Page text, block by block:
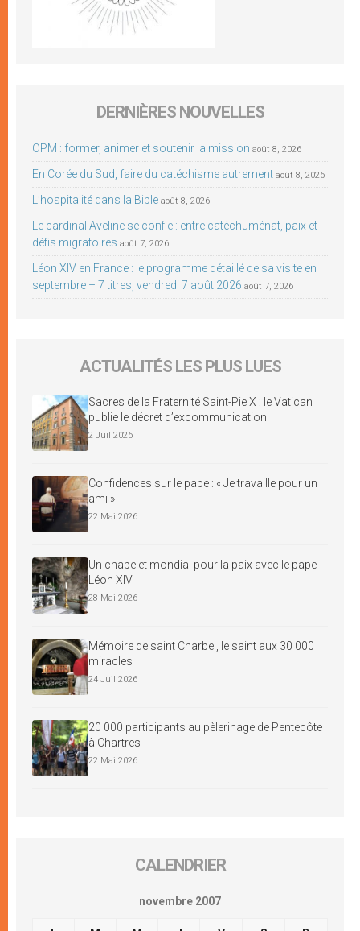
DERNIÈRES NOUVELLES
OPM : former, animer et soutenir la mission août 8, 2026
En Corée du Sud, faire du catéchisme autrement août 8, 2026
L’hospitalité dans la Bible août 8, 2026
Le cardinal Aveline se confie : entre catéchuménat, paix et
défis migratoires août 7, 2026
Léon XIV en France : le programme détaillé de sa visite en
septembre – 7 titres, vendredi 7 août 2026 août 7, 2026
ACTUALITÉS LES PLUS LUES
Sacres de la Fraternité Saint-Pie X : le Vatican
publie le décret d’excommunication
2 Juil 2026
Confidences sur le pape : « Je travaille pour un
ami »
22 Mai 2026
Un chapelet mondial pour la paix avec le pape
Léon XIV
28 Mai 2026
Mémoire de saint Charbel, le saint aux 30 000
miracles
24 Juil 2026
20 000 participants au pèlerinage de Pentecôte
à Chartres
22 Mai 2026
CALENDRIER
novembre 2007